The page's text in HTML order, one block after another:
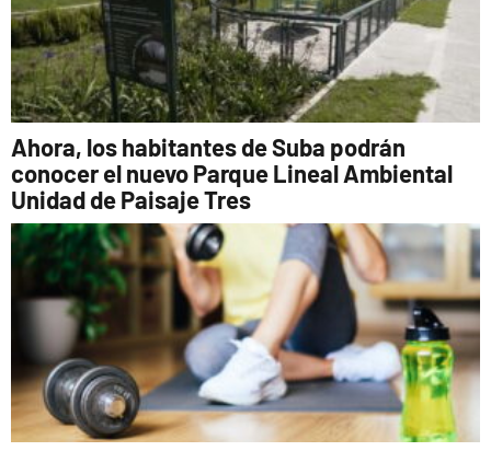
Ahora, los habitantes de Suba podrán
conocer el nuevo Parque Lineal Ambiental
Unidad de Paisaje Tres